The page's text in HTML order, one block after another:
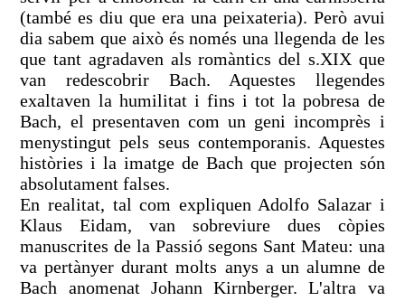
(també es diu que era una peixateria). Però avui
dia sabem que això és només una llegenda de les
que tant agradaven als romàntics del s.XIX que
van redescobrir Bach. Aquestes llegendes
exaltaven la humilitat i fins i tot la pobresa de
Bach, el presentaven com un geni incomprès i
menystingut pels seus contemporanis. Aquestes
històries i la imatge de Bach que projecten són
absolutament falses.
En realitat, tal com expliquen Adolfo Salazar i
Klaus Eidam, van sobreviure dues còpies
manuscrites de la Passió segons Sant Mateu: una
va pertànyer durant molts anys a un alumne de
Bach anomenat Johann Kirnberger. L'altra va